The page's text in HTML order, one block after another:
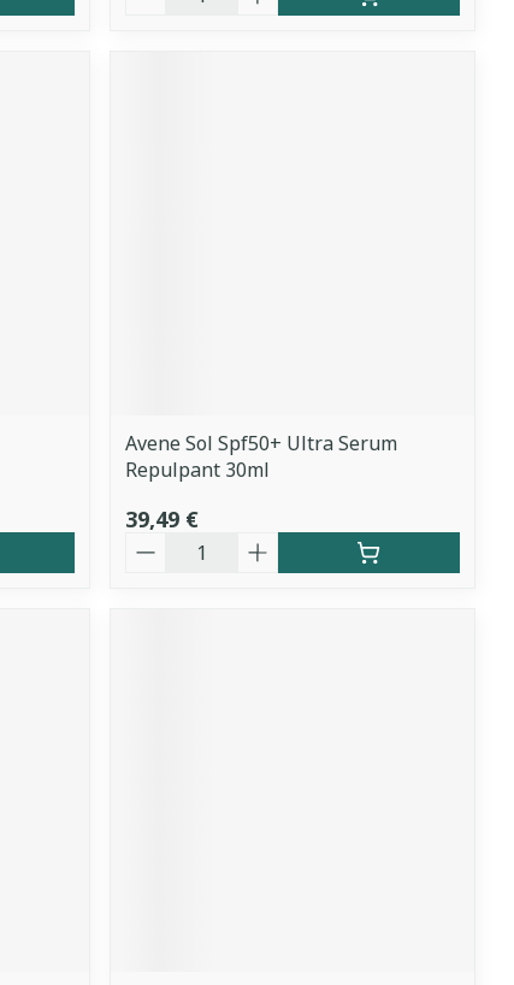
Avene Sol Spf50+ Ultra Serum
Repulpant 30ml
39,49 €
Quantité